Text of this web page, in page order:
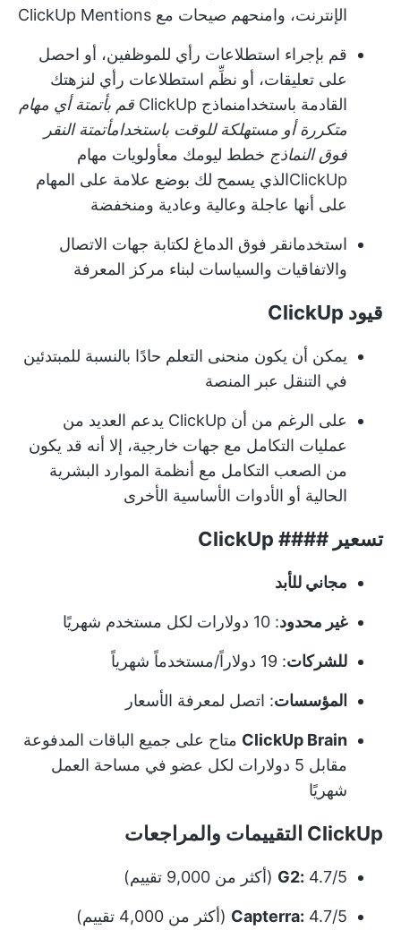
الإنترنت، وامنحهم صيحات مع ClickUp Mentions
قم بإجراء استطلاعات رأي للموظفين، أو احصل
على تعليقات، أو نظِّم استطلاعات رأي لنزهتك
القادمة باستخدامنماذج ClickUp
قم بأتمتة أي مهام
متكررة أو مستهلكة للوقت باستخدامأتمتة النقر
فوق النماذج خطط ليومك معأولويات مهام
ClickUpالذي يسمح لك بوضع علامة على المهام
على أنها عاجلة وعالية وعادية ومنخفضة
استخدمانقر فوق الدماغ لكتابة جهات الاتصال
والاتفاقيات والسياسات لبناء مركز المعرفة
قيود ClickUp
يمكن أن يكون منحنى التعلم حادًا بالنسبة للمبتدئين
في التنقل عبر المنصة
على الرغم من أن ClickUp يدعم العديد من
عمليات التكامل مع جهات خارجية، إلا أنه قد يكون
من الصعب التكامل مع أنظمة الموارد البشرية
الحالية أو الأدوات الأساسية الأخرى
تسعير #### ClickUp
مجاني للأبد
غير محدود: 10 دولارات لكل مستخدم شهريًا
للشركات: 19 دولاراً/مستخدماً شهرياً
المؤسسات: اتصل لمعرفة الأسعار
ClickUp Brain متاح على جميع الباقات المدفوعة
مقابل 5 دولارات لكل عضو في مساحة العمل
شهريًا
ClickUp التقييمات والمراجعات
G2: 4.7/5 (أكثر من 9,000 تقييم)
Capterra: 4.7/5 (أكثر من 4,000 تقييم)